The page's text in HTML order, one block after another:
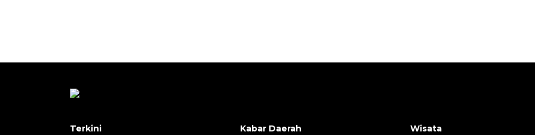
Terkini
Kabar Daerah
Wisata